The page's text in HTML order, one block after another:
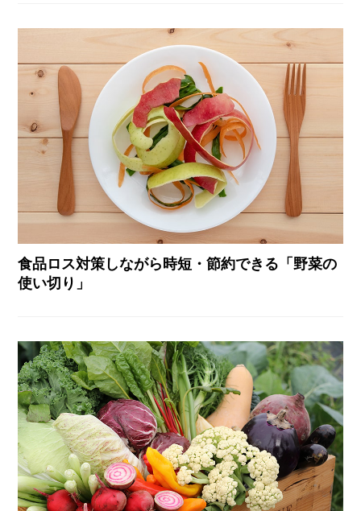
食品ロス対策しながら時短・節約できる「野菜の
使い切り」